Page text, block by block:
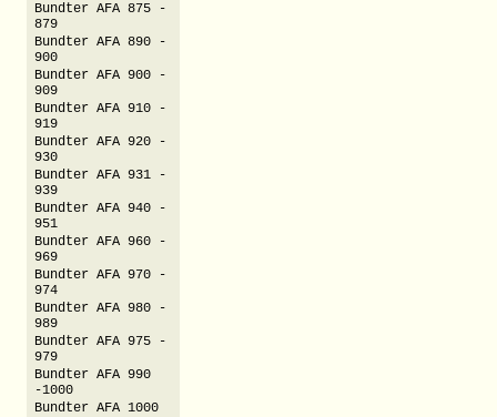
Bundter AFA 875 -
879
Bundter AFA 890 -
900
Bundter AFA 900 -
909
Bundter AFA 910 -
919
Bundter AFA 920 -
930
Bundter AFA 931 -
939
Bundter AFA 940 -
951
Bundter AFA 960 -
969
Bundter AFA 970 -
974
Bundter AFA 980 -
989
Bundter AFA 975 -
979
Bundter AFA 990
-1000
Bundter AFA 1000